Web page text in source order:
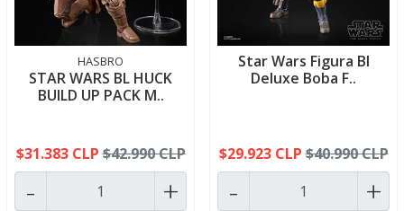
HASBRO
STAR WARS BL HUCK
BUILD UP PACK M..
$31.383 CLP $42.990 CLP
+
-
Star Wars Figura Bl
Deluxe Boba F..
$29.923 CLP $40.990 CLP
+
-